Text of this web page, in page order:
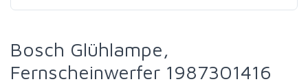
Bosch Glühlampe,
Fernscheinwerfer 1987301416